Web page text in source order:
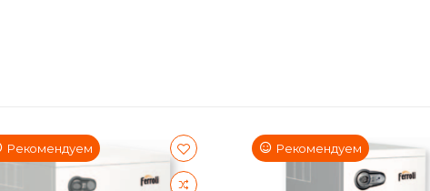
Рекомендуем Рекомендуем